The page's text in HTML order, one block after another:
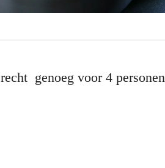
genoeg voor 4 personen